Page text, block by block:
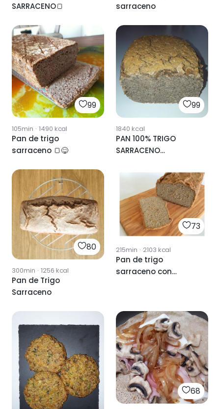
SARRACENO🍞
sarraceno
99
105min · 1490 kcal
Pan de trigo
sarraceno 🍞😋
99
1840 kcal
PAN 100% TRIGO
SARRACENO
80
300min · 1256 kcal
Pan de Trigo
Sarraceno
73
215min · 2103 kcal
Pan de trigo
sarraceno con
68